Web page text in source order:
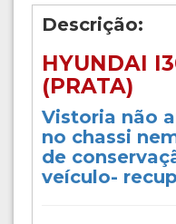
Descrição:
HYUNDAI
(PRATA)
Vistoria não
no chassi
de
veículo-